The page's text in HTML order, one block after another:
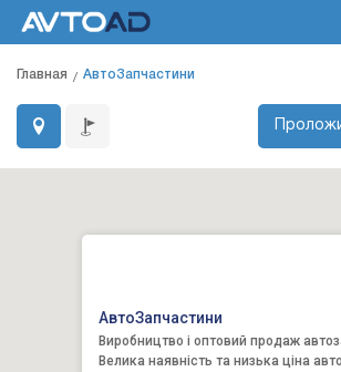
Главная АвтоЗапчастини
АвтоЗапчастини
Виробництво і оптовий продаж
Велика наявність та низька ціна